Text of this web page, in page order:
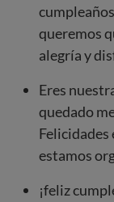
queremos
alegría y
Eres
quedado
Felicidades
estamos
¡feliz